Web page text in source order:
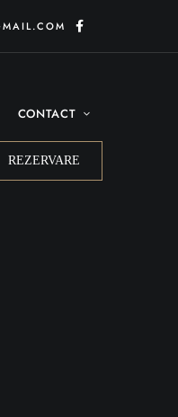
CONTACT
REZERVARE